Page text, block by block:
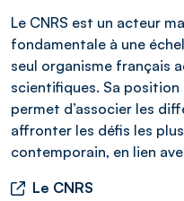
Le CNRS est un acteur
fondamentale à une
seul organisme français
scientifiques. Sa
permet d’associer les
affronter les défis les
contemporain, en lien
Le CNRS